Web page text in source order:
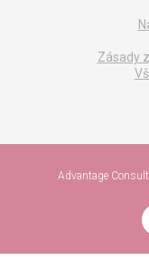
Zásady
Advantage